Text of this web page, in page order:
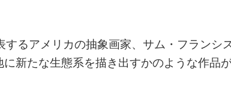
るアメリカの抽象画家、サム・フランシ
新たな生態系を描き出すかのような作品が